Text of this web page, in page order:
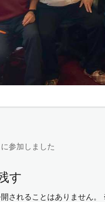
参加しました
す
されることはありません。